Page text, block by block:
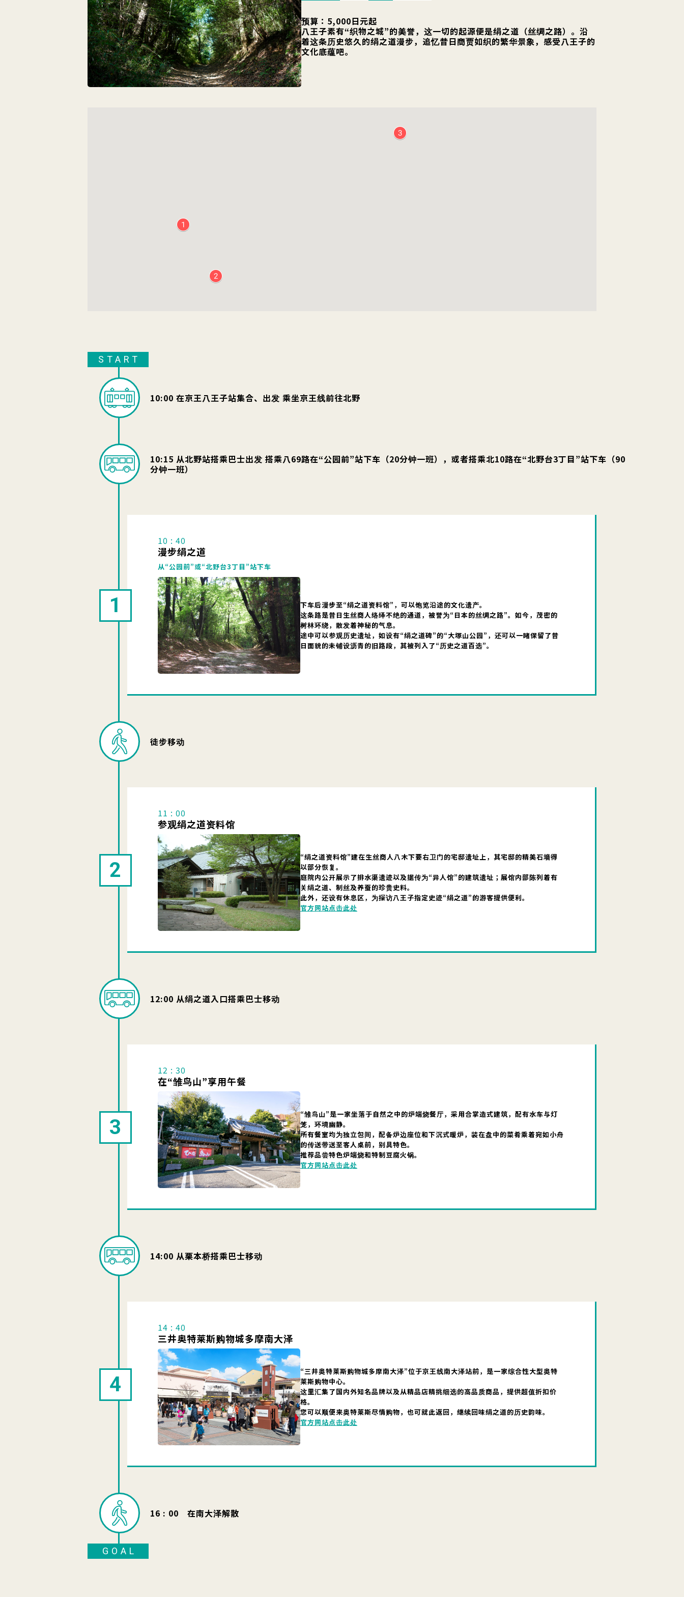
预算：5,000日元起
八王子素有“织物之城”的美誉，这一切的起源便是绢之道（丝绸之路）。沿
着这条历史悠久的绢之道漫步，追忆昔日商贾如织的繁华景象，感受八王子的
文化底蕴吧。
START
10:00 在京王八王子站集合、出发 乘坐京王线前往北野
10:15 从北野站搭乘巴士出发 搭乘八69路在“公园前”站下车（20分钟一班），或者搭乘北10路在“北野台3丁目”站下车（90
分钟一班）
1
10 : 40
漫步绢之道
从“公园前”或“北野台3丁目”站下车
下车后漫步至“绢之道资料馆”，可以饱览沿途的文化遗产。
这条路是昔日生丝商人络绎不绝的通道，被誉为“日本的丝绸之路”。如今，茂密的
树林环绕，散发着神秘的气息。
途中可以参观历史遗址，如设有“绢之道碑”的“大塚山公园”，还可以一睹保留了昔
日面貌的未铺设沥青的旧路段，其被列入了“历史之道百选”。
徒步移动
2
11 : 00
参观绢之道资料馆
“绢之道资料馆”建在生丝商人八木下要右卫门的宅邸遗址上，其宅邸的精美石墙得
以部分恢复。
庭院内公开展示了排水渠遗迹以及据传为“异人馆”的建筑遗址；展馆内部陈列着有
关绢之道、制丝及养蚕的珍贵史料。
此外，还设有休息区，为探访八王子指定史迹“绢之道”的游客提供便利。
官方网站点击此处
12:00 从绢之道入口搭乘巴士移动
3
12 : 30
在“雏鸟山”享用午餐
“雏鸟山”是一家坐落于自然之中的炉端烧餐厅，采用合掌造式建筑，配有水车与灯
笼，环境幽静。
所有餐室均为独立包间，配备炉边座位和下沉式暖炉，装在盘中的菜肴乘着宛如小舟
的传送带送至客人桌前，别具特色。
推荐品尝特色炉端烧和特制豆腐火锅。
官方网站点击此处
14:00 从栗本桥搭乘巴士移动
4
14 : 40
三井奥特莱斯购物城多摩南大泽
“三井奥特莱斯购物城多摩南大泽”位于京王线南大泽站前，是一家综合性大型奥特
莱斯购物中心。
这里汇集了国内外知名品牌以及从精品店精挑细选的高品质商品，提供超值折扣价
格。
您可以顺便来奥特莱斯尽情购物，也可就此返回，继续回味绢之道的历史韵味。
官方网站点击此处
16 : 00 在南大泽解散
GOAL